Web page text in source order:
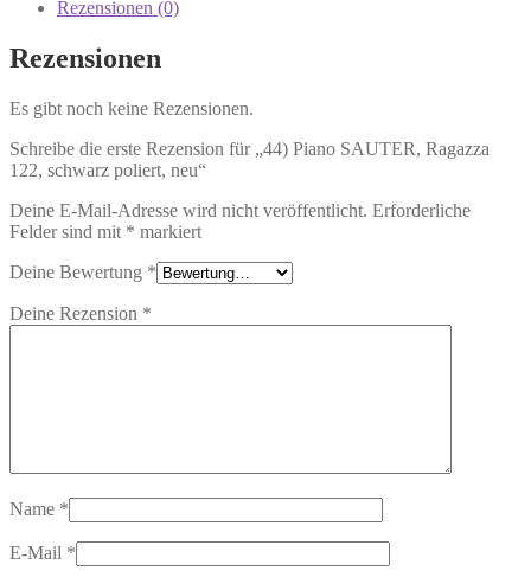
Rezensionen (0)
Rezensionen
Es gibt noch keine Rezensionen.
Schreibe die erste Rezension für „44) Piano SAUTER, Ragazza
122, schwarz poliert, neu“
Deine E-Mail-Adresse wird nicht veröffentlicht. Erforderliche
Felder sind mit * markiert
Deine Bewertung *
Deine Rezension *
Name *
E-Mail *